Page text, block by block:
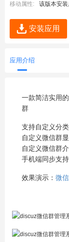
移动属性:
该版本安装
安装应用
应用介绍
一款简洁实用
群
支持自定义分类
自定义微信群
自定义微信群
手机端同步支持
效果演示： 微